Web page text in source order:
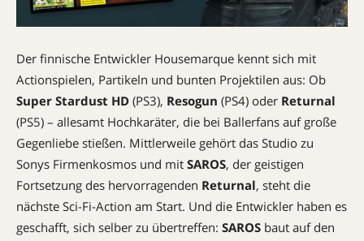
Der finnische Entwickler Housemarque kennt sich mit
Actionspielen, Partikeln und bunten Projektilen aus: Ob
Super Stardust HD (PS3), Resogun (PS4) oder Returnal
(PS5) – allesamt Hochkaräter, die bei Ballerfans auf große
Gegenliebe stießen. Mittlerweile gehört das Studio zu
Sonys Firmenkosmos und mit SAROS, der geistigen
Fortsetzung des hervorragenden Returnal, steht die
nächste Sci-Fi-Action am Start. Und die Entwickler haben es
geschafft, sich selber zu übertreffen: SAROS baut auf den